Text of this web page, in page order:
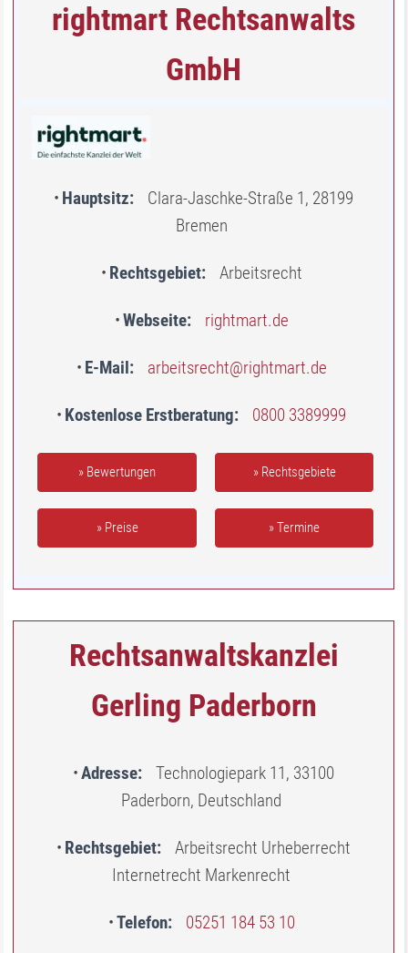
rightmart Rechtsanwalts
GmbH
Hauptsitz
Clara-Jaschke-Straße 1, 28199
Bremen
Rechtsgebiet Arbeitsrecht
Webseite rightmart.de
E-Mail arbeitsrecht@rightmart.de
Kostenlose Erstberatung 0800 3389999
» Bewertungen » Rechtsgebiete
» Preise » Termine
Rechtsanwaltskanzlei
Gerling Paderborn
Adresse
Technologiepark 11, 33100
Paderborn, Deutschland
Rechtsgebiet
Arbeitsrecht Urheberrecht
Internetrecht Markenrecht
Telefon 05251 184 53 10